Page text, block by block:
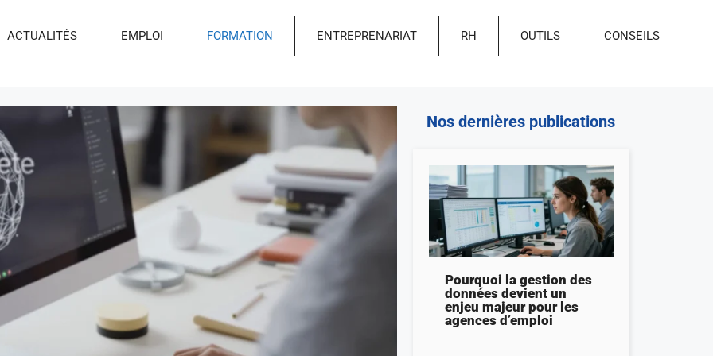
ACTUALITÉS EMPLOI FORMATION ENTREPRENARIAT RH OUTILS CONSEILS
Nos dernières publications
Pourquoi la gestion des
données devient un
enjeu majeur pour les
agences d’emploi